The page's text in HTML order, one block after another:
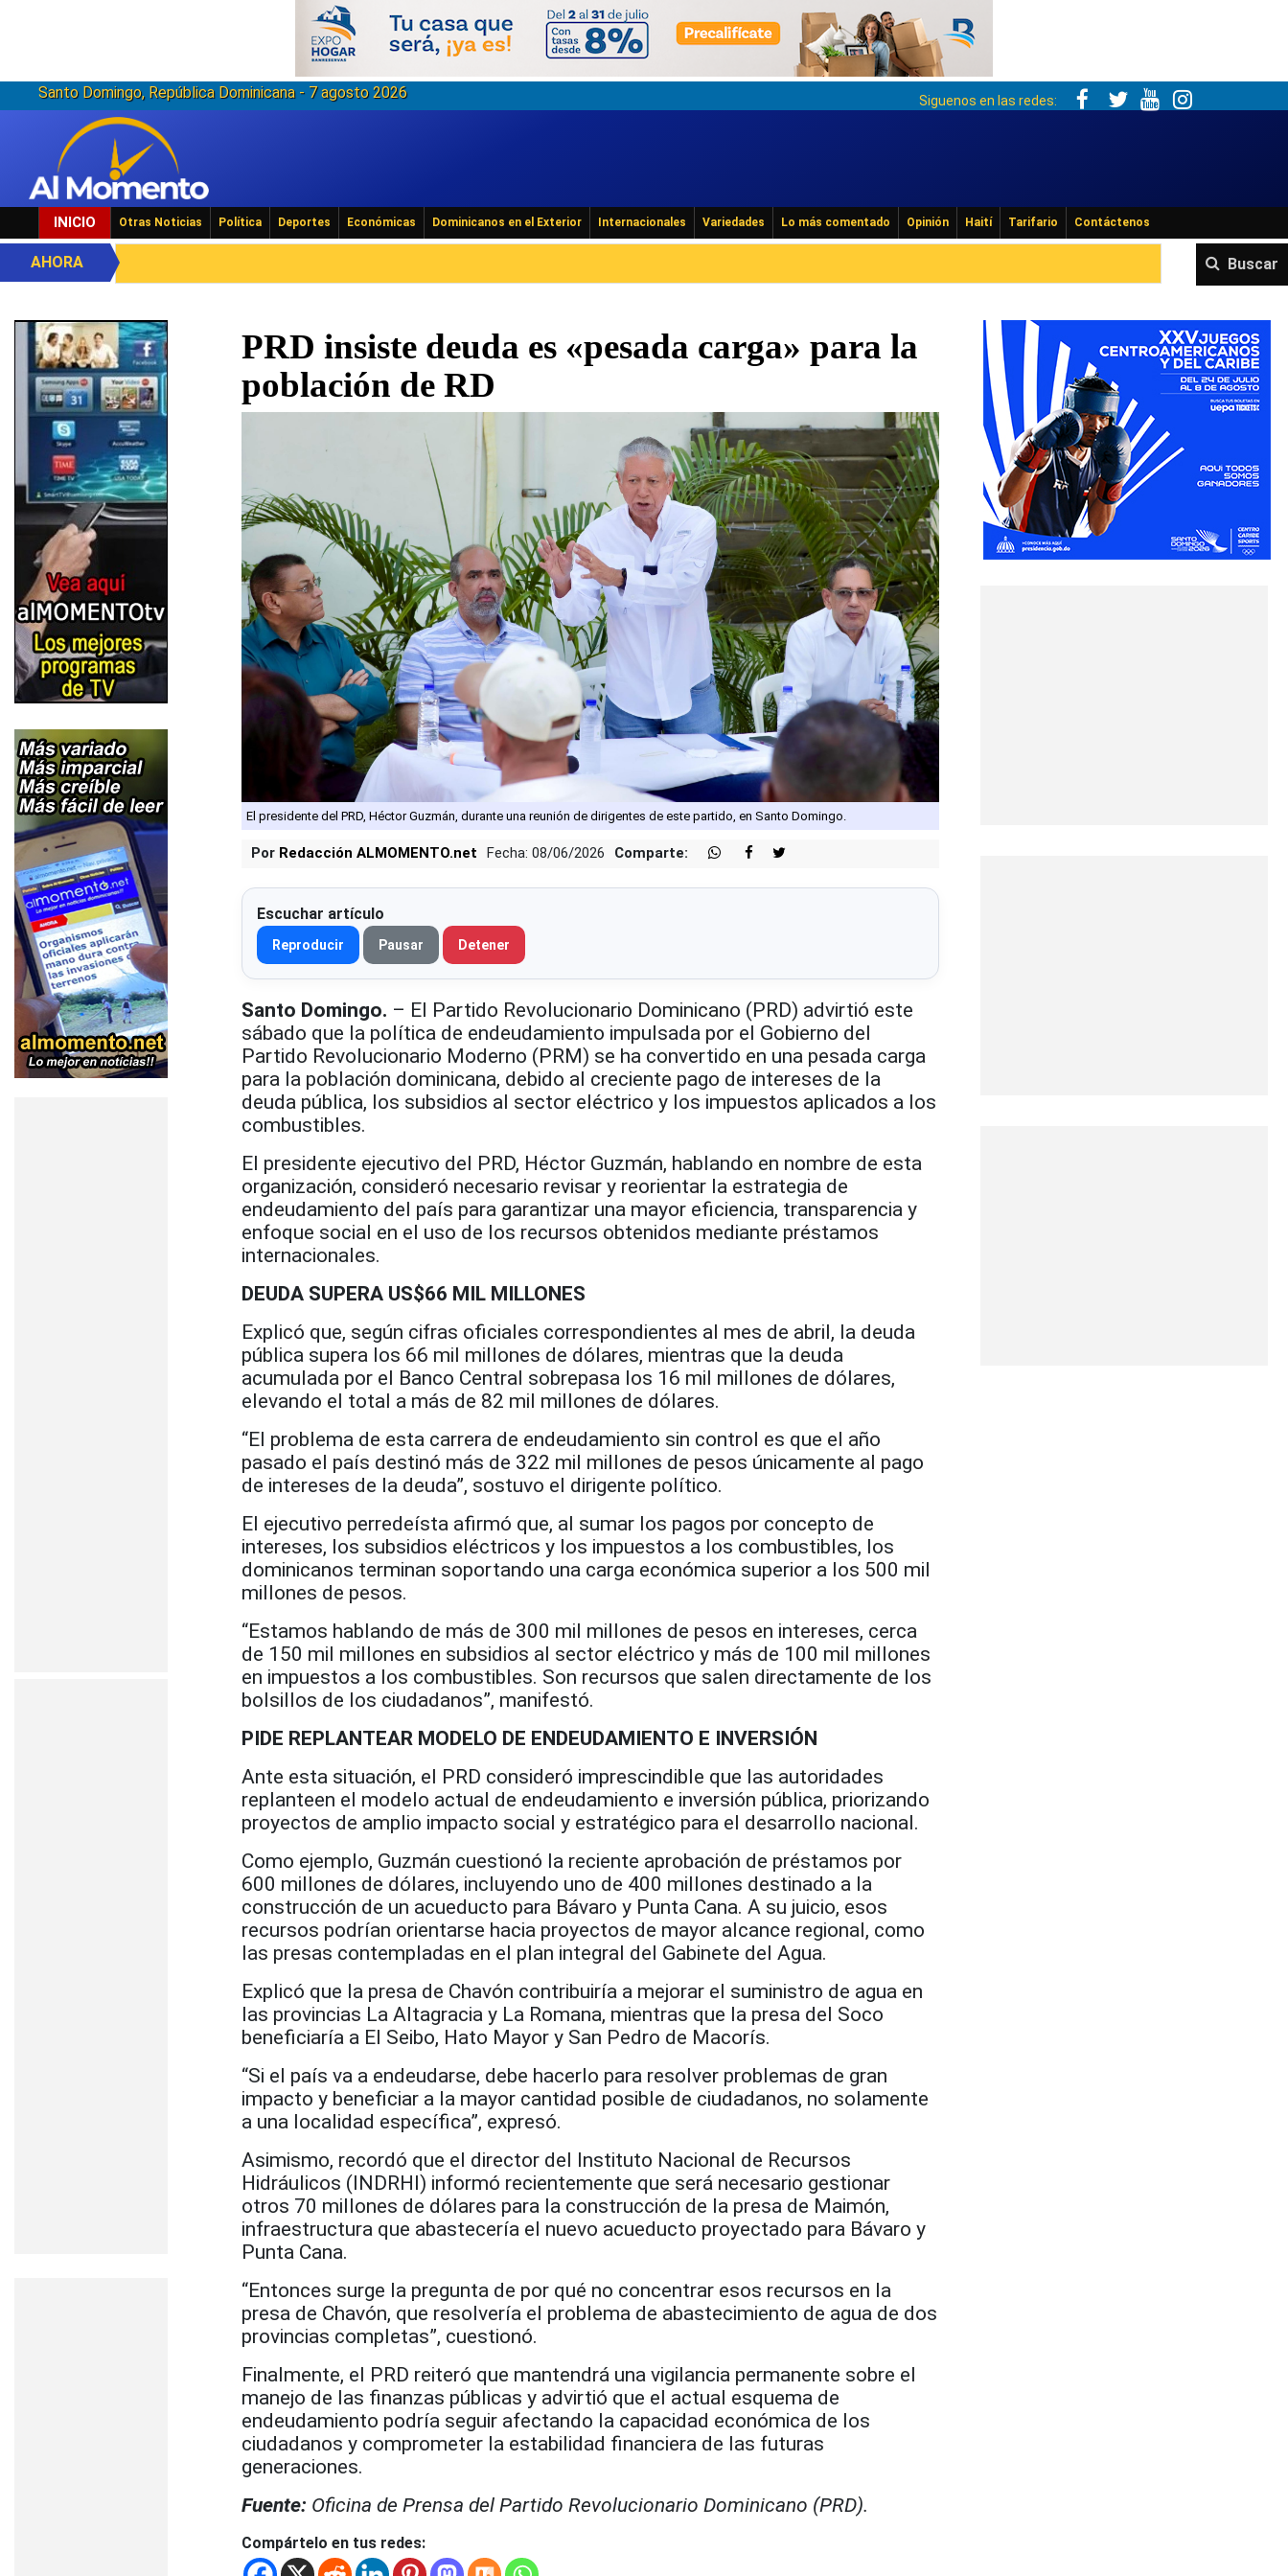
Santo Domingo, República Dominicana - 7 agosto 2026 Siguenos en las redes:
INICIO Otras Noticias Política Deportes Económicas Dominicanos en el Exterior Internacionales Variedades Lo más comentado Opinión Haití Tarifario Contáctenos
Buscar
AHORA
PRD insiste deuda es «pesada carga» para la
población de RD
El presidente del PRD, Héctor Guzmán, durante una reunión de dirigentes de este partido, en Santo Domingo.
Por Redacción ALMOMENTO.net Fecha: 08/06/2026 Comparte:
Escuchar artículo
Reproducir Pausar Detener
Santo Domingo. – El Partido Revolucionario Dominicano (PRD) advirtió este
sábado que la política de endeudamiento impulsada por el Gobierno del
Partido Revolucionario Moderno (PRM) se ha convertido en una pesada carga
para la población dominicana, debido al creciente pago de intereses de la
deuda pública, los subsidios al sector eléctrico y los impuestos aplicados a los
combustibles.
El presidente ejecutivo del PRD, Héctor Guzmán, hablando en nombre de esta
organización, consideró necesario revisar y reorientar la estrategia de
endeudamiento del país para garantizar una mayor eficiencia, transparencia y
enfoque social en el uso de los recursos obtenidos mediante préstamos
internacionales.
DEUDA SUPERA US$66 MIL MILLONES
Explicó que, según cifras oficiales correspondientes al mes de abril, la deuda
pública supera los 66 mil millones de dólares, mientras que la deuda
acumulada por el Banco Central sobrepasa los 16 mil millones de dólares,
elevando el total a más de 82 mil millones de dólares.
“El problema de esta carrera de endeudamiento sin control es que el año
pasado el país destinó más de 322 mil millones de pesos únicamente al pago
de intereses de la deuda”, sostuvo el dirigente político.
El ejecutivo perredeísta afirmó que, al sumar los pagos por concepto de
intereses, los subsidios eléctricos y los impuestos a los combustibles, los
dominicanos terminan soportando una carga económica superior a los 500 mil
millones de pesos.
“Estamos hablando de más de 300 mil millones de pesos en intereses, cerca
de 150 mil millones en subsidios al sector eléctrico y más de 100 mil millones
en impuestos a los combustibles. Son recursos que salen directamente de los
bolsillos de los ciudadanos”, manifestó.
PIDE REPLANTEAR MODELO DE ENDEUDAMIENTO E INVERSIÓN
Ante esta situación, el PRD consideró imprescindible que las autoridades
replanteen el modelo actual de endeudamiento e inversión pública, priorizando
proyectos de amplio impacto social y estratégico para el desarrollo nacional.
Como ejemplo, Guzmán cuestionó la reciente aprobación de préstamos por
600 millones de dólares, incluyendo uno de 400 millones destinado a la
construcción de un acueducto para Bávaro y Punta Cana. A su juicio, esos
recursos podrían orientarse hacia proyectos de mayor alcance regional, como
las presas contempladas en el plan integral del Gabinete del Agua.
Explicó que la presa de Chavón contribuiría a mejorar el suministro de agua en
las provincias La Altagracia y La Romana, mientras que la presa del Soco
beneficiaría a El Seibo, Hato Mayor y San Pedro de Macorís.
“Si el país va a endeudarse, debe hacerlo para resolver problemas de gran
impacto y beneficiar a la mayor cantidad posible de ciudadanos, no solamente
a una localidad específica”, expresó.
Asimismo, recordó que el director del Instituto Nacional de Recursos
Hidráulicos (INDRHI) informó recientemente que será necesario gestionar
otros 70 millones de dólares para la construcción de la presa de Maimón,
infraestructura que abastecería el nuevo acueducto proyectado para Bávaro y
Punta Cana.
“Entonces surge la pregunta de por qué no concentrar esos recursos en la
presa de Chavón, que resolvería el problema de abastecimiento de agua de dos
provincias completas”, cuestionó.
Finalmente, el PRD reiteró que mantendrá una vigilancia permanente sobre el
manejo de las finanzas públicas y advirtió que el actual esquema de
endeudamiento podría seguir afectando la capacidad económica de los
ciudadanos y comprometer la estabilidad financiera de las futuras
generaciones.
Fuente: Oficina de Prensa del Partido Revolucionario Dominicano (PRD).
Compártelo en tus redes: